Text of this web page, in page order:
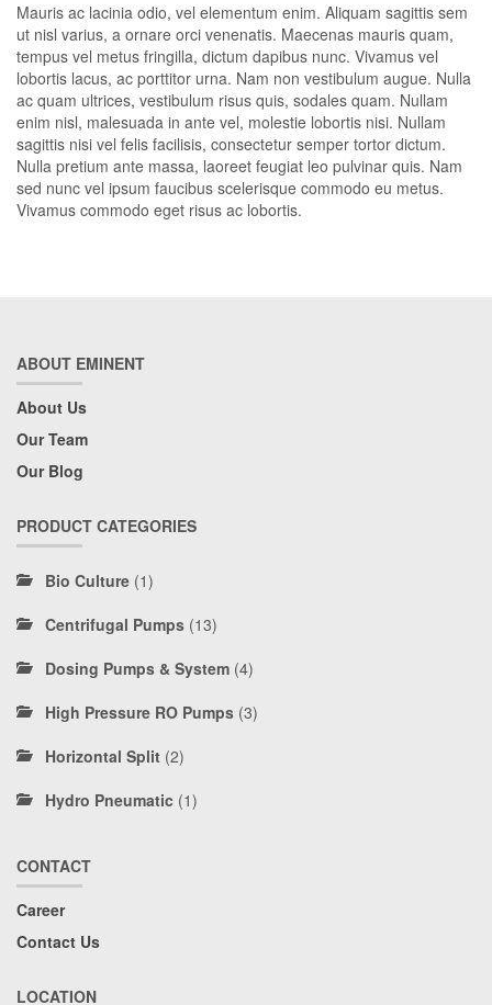
Mauris ac lacinia odio, vel elementum enim. Aliquam sagittis sem
ut nisl varius, a ornare orci venenatis. Maecenas mauris quam,
tempus vel metus fringilla, dictum dapibus nunc. Vivamus vel
lobortis lacus, ac porttitor urna. Nam non vestibulum augue. Nulla
ac quam ultrices, vestibulum risus quis, sodales quam. Nullam
enim nisl, malesuada in ante vel, molestie lobortis nisi. Nullam
sagittis nisi vel felis facilisis, consectetur semper tortor dictum.
Nulla pretium ante massa, laoreet feugiat leo pulvinar quis. Nam
sed nunc vel ipsum faucibus scelerisque commodo eu metus.
Vivamus commodo eget risus ac lobortis.
ABOUT EMINENT
About Us
Our Team
Our Blog
PRODUCT CATEGORIES
Bio Culture (1)
Centrifugal Pumps (13)
Dosing Pumps & System (4)
High Pressure RO Pumps (3)
Horizontal Split (2)
Hydro Pneumatic (1)
CONTACT
Career
Contact Us
LOCATION